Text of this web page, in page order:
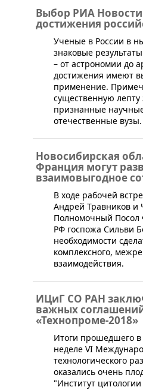
Выбор РИА
достижения
​Ученые в России в
знаковые
– от астрономии до
достижения имеют
применение.
существенную лепту
признанные
отечественные вузы.
Новосибирская
Франция могут
взаимовыгодное
​В ходе рабочей
Андрей Травников
Полномочный Посол
РФ госпожа Сильви
необходимости
комплексного,
взаимодействия.
ИЦиГ СО РАН
важных
«Технопроме-2018»
​Итоги прошедшего в
неделе VI
технологического
оказались очень
"Институт